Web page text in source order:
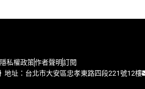
隱私權政策作者聲明訂閱
地址：台北市大安區忠孝東路四段221號12樓